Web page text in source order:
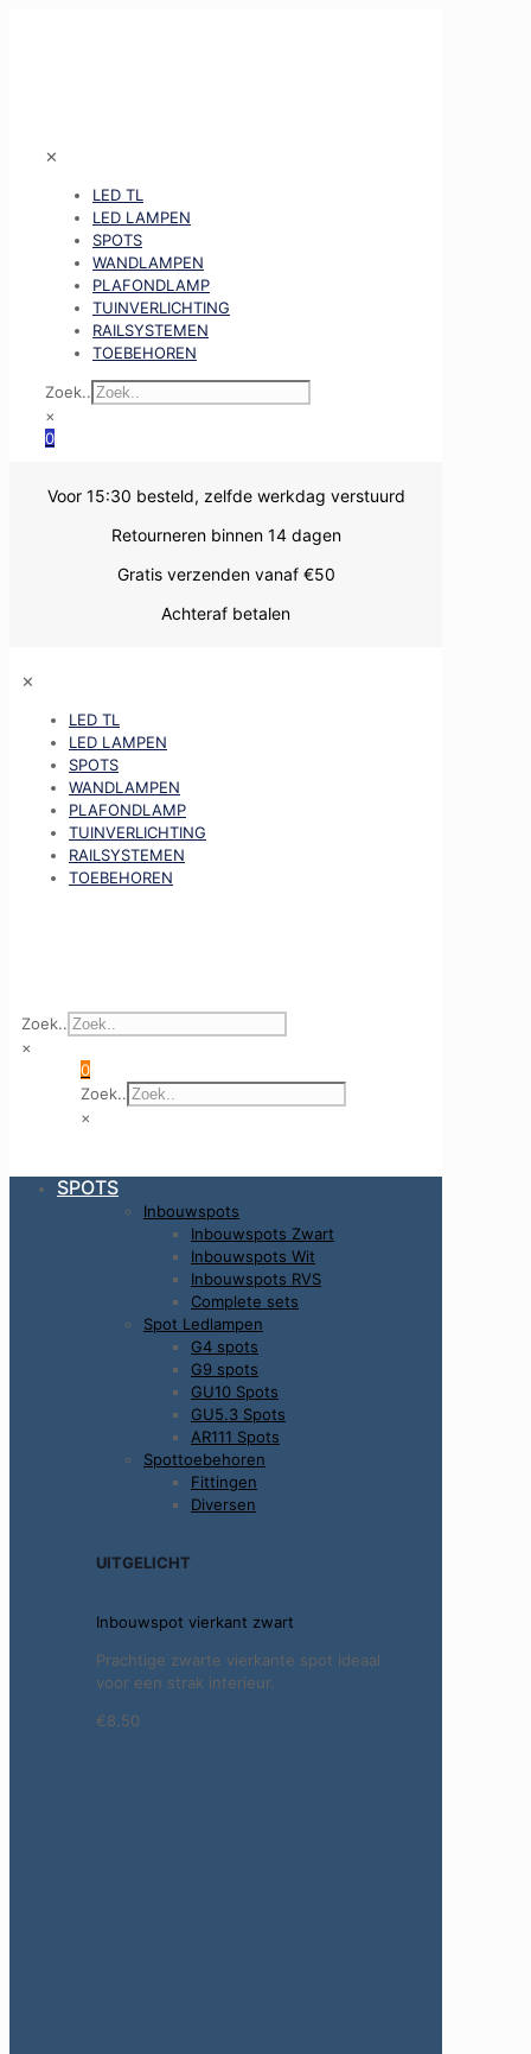
✕
LED TL
LED LAMPEN
SPOTS
WANDLAMPEN
PLAFONDLAMP
TUINVERLICHTING
RAILSYSTEMEN
TOEBEHOREN
Zoek..
×
0
Voor 15:30 besteld, zelfde werkdag verstuurd
Retourneren binnen 14 dagen
Gratis verzenden vanaf €50
Achteraf betalen
✕
LED TL
LED LAMPEN
SPOTS
WANDLAMPEN
PLAFONDLAMP
TUINVERLICHTING
RAILSYSTEMEN
TOEBEHOREN
Zoek..
×
0
Zoek..
×
SPOTS
Inbouwspots
Inbouwspots Zwart
Inbouwspots Wit
Inbouwspots RVS
Complete sets
Spot Ledlampen
G4 spots
G9 spots
GU10 Spots
GU5.3 Spots
AR111 Spots
Spottoebehoren
Fittingen
Diversen
UITGELICHT
Inbouwspot vierkant zwart
Prachtige zwarte vierkante spot ideaal
voor een strak interieur.
€8.50